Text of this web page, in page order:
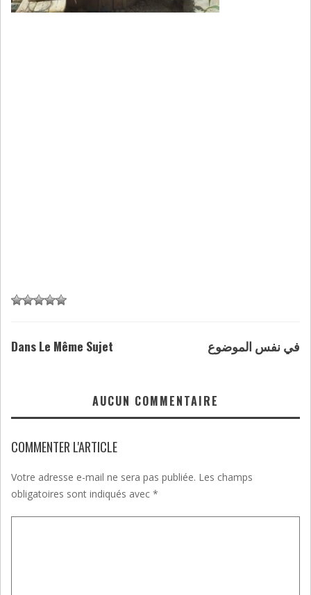
Dans Le Même Sujet في نفس الموضوع
AUCUN COMMENTAIRE
COMMENTER L'ARTICLE
Votre adresse e-mail ne sera pas publiée. Les champs
obligatoires sont indiqués avec *